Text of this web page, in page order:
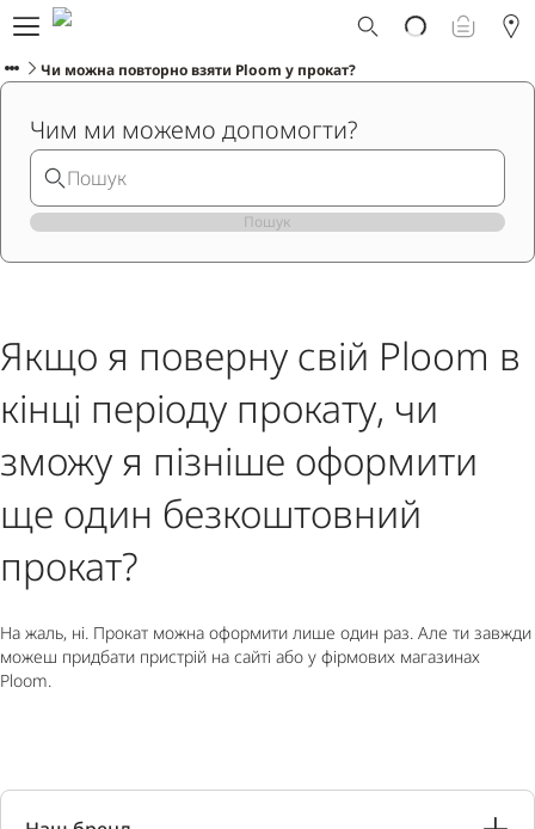
Що таке Ploom AURA?
Каталог
Програма Смарт Апгрейд
Служба підтримки Ploom
Прокат пристрою Ploom AURA
Фірмові магазини
Чи можна повторно взяти Ploom у прокат?
Чим ми можемо допомогти?
Пошук
Якщо я поверну свій Ploom в
кінці періоду прокату, чи
зможу я пізніше оформити
ще один безкоштовний
прокат?
На жаль, ні. Прокат можна оформити лише один раз. Але ти завжди
можеш придбати пристрій на сайті або у фірмових магазинах
Ploom.